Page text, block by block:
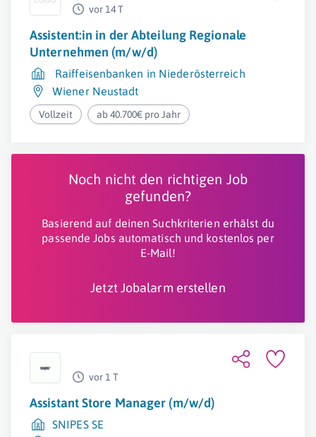
vor 14 T
Assistent:in in der Abteilung Regionale
Unternehmen (m/w/d)
Raiffeisenbanken in Niederösterreich
Wiener Neustadt
Vollzeit ab 40.700€ pro Jahr
Noch nicht den richtigen Job
gefunden?
Basierend auf deinen Suchkriterien erhälst du
passende Jobs automatisch und kostenlos per
E-Mail!
Jetzt Jobalarm erstellen
vor 1 T
Assistant Store Manager (m/w/d)
SNIPES SE